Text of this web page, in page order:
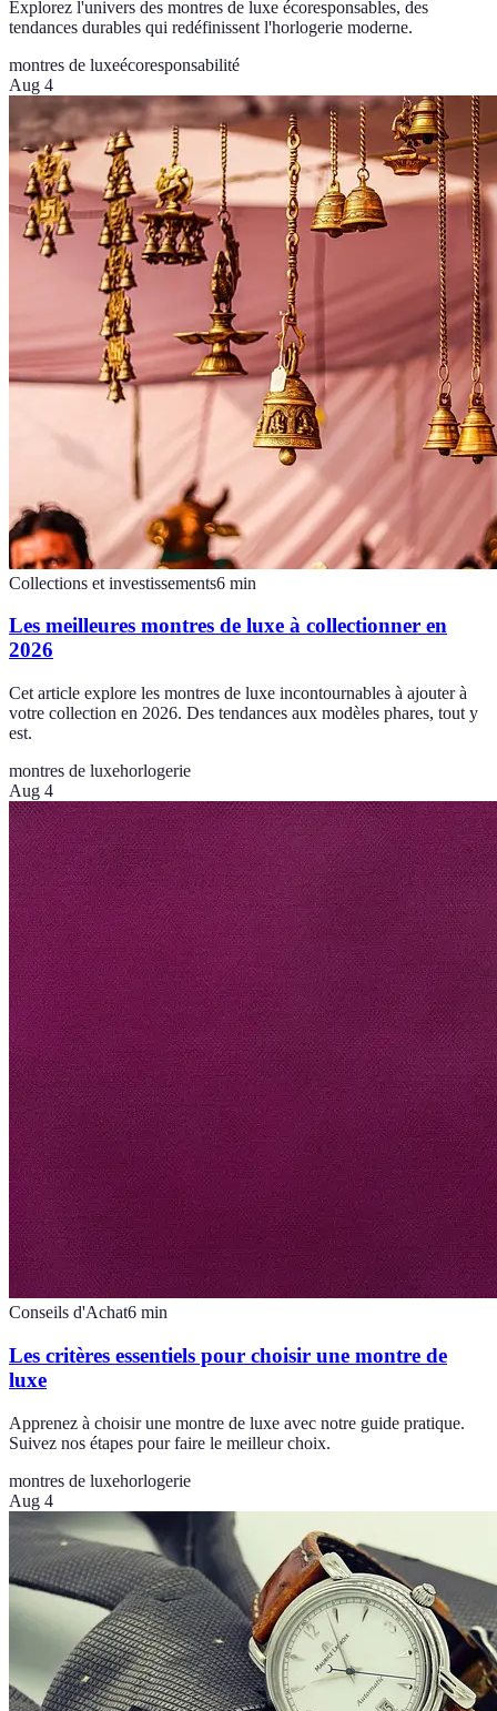
Explorez l'univers des montres de luxe écoresponsables, des
tendances durables qui redéfinissent l'horlogerie moderne.
montres de luxeécoresponsabilité
Aug 4
Collections et investissements6 min
Les meilleures montres de luxe à collectionner en
2026
Cet article explore les montres de luxe incontournables à ajouter à
votre collection en 2026. Des tendances aux modèles phares, tout y
est.
montres de luxehorlogerie
Aug 4
Conseils d'Achat6 min
Les critères essentiels pour choisir une montre de
luxe
Apprenez à choisir une montre de luxe avec notre guide pratique.
Suivez nos étapes pour faire le meilleur choix.
montres de luxehorlogerie
Aug 4